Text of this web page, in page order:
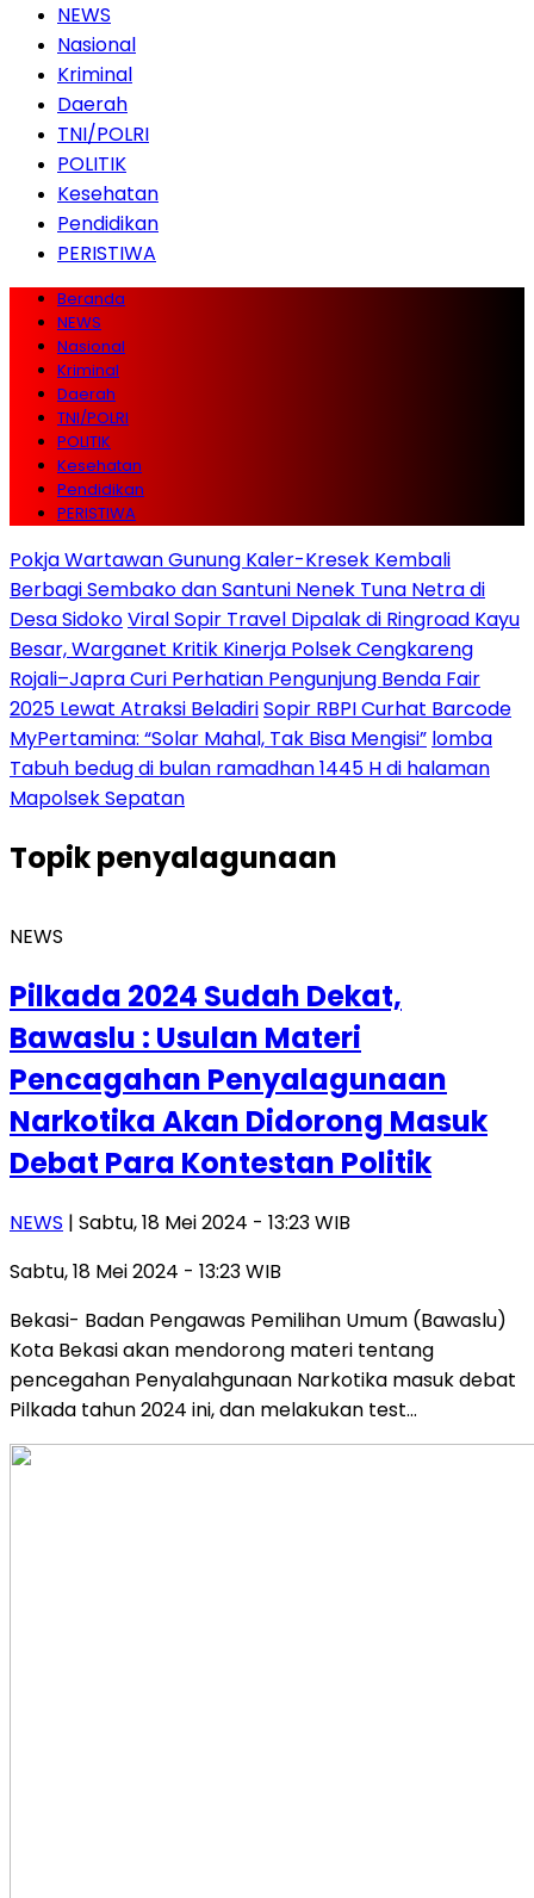
NEWS
Nasional
Kriminal
Daerah
TNI/POLRI
POLITIK
Kesehatan
Pendidikan
PERISTIWA
Beranda
NEWS
Nasional
Kriminal
Daerah
TNI/POLRI
POLITIK
Kesehatan
Pendidikan
PERISTIWA
Pokja Wartawan Gunung Kaler-Kresek Kembali
Berbagi Sembako dan Santuni Nenek Tuna Netra di
Desa SidokoViral Sopir Travel Dipalak di Ringroad Kayu
Besar, Warganet Kritik Kinerja Polsek Cengkareng
Rojali–Japra Curi Perhatian Pengunjung Benda Fair
2025 Lewat Atraksi BeladiriSopir RBPI Curhat Barcode
MyPertamina: “Solar Mahal, Tak Bisa Mengisi” lomba
Tabuh bedug di bulan ramadhan 1445 H di halaman
Mapolsek Sepatan
Topikpenyalagunaan
NEWS
Pilkada 2024 Sudah Dekat,
Bawaslu : Usulan Materi
Pencagahan Penyalagunaan
Narkotika Akan Didorong Masuk
Debat Para Kontestan Politik
NEWS | Sabtu, 18 Mei 2024 - 13:23 WIB
Sabtu, 18 Mei 2024 - 13:23 WIB
Bekasi- Badan Pengawas Pemilihan Umum (Bawaslu)
Kota Bekasi akan mendorong materi tentang
pencegahan Penyalahgunaan Narkotika masuk debat
Pilkada tahun 2024 ini, dan melakukan test…